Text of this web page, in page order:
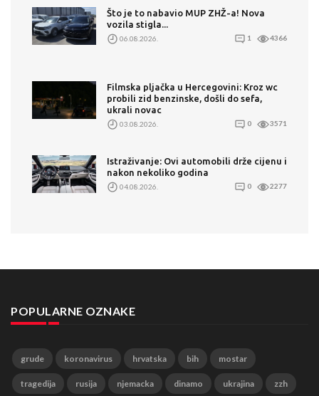
Što je to nabavio MUP ZHŽ-a! Nova
vozila stigla...
06.08.2026. 1 4366
Filmska pljačka u Hercegovini: Kroz wc
probili zid benzinske, došli do sefa,
ukrali novac
03.08.2026. 0 3571
Istraživanje: Ovi automobili drže cijenu i
nakon nekoliko godina
04.08.2026. 0 2277
POPULARNE OZNAKE
grude koronavirus hrvatska bih mostar
tragedija rusija njemacka dinamo ukrajina zzh